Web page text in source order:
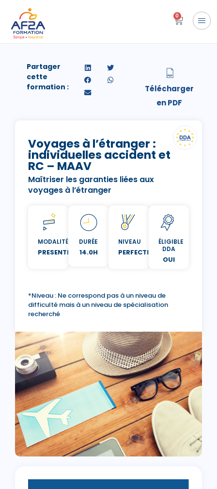
0
Partager
cette
formation :
Voyages à l’étranger :
individuelles accident et
RC – MAAV
Maîtriser les garanties liées aux
voyages à l’étranger
MODALITÉ
PRESENTIEL
DURÉE
14.0H
NIVEAU
PERFECTIONNEMENT
ÉLIGIBLE
DDA
OUI
*Niveau : Ne correspond pas à un niveau de
difficulté mais à un niveau de spécialisation
recherché